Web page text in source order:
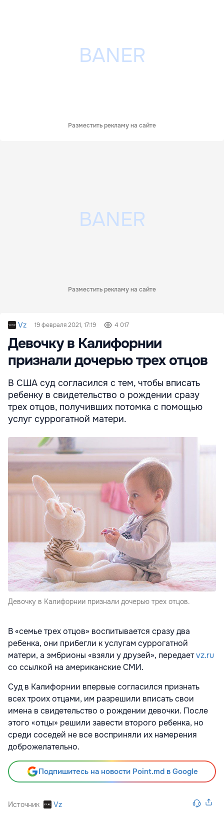
Разместить рекламу на сайте
Разместить рекламу на сайте
Vz 19 февраля 2021, 17:19 4 017
Девочку в Калифорнии
признали дочерью трех отцов
В США суд согласился с тем, чтобы вписать
ребенку в свидетельство о рождении сразу
трех отцов, получивших потомка с помощью
услуг суррогатной матери.
Девочку в Калифорнии признали дочерью трех отцов.
В «семье трех отцов» воспитывается сразу два
ребенка, они прибегли к услугам суррогатной
матери, а эмбрионы «взяли у друзей», передаетvz.ru
со ссылкой на американские СМИ.
Суд в Калифорнии впервые согласился признать
всех троих отцами, им разрешили вписать свои
имена в свидетельство о рождении девочки. После
этого «отцы» решили завести второго ребенка, но
среди соседей не все восприняли их намерения
доброжелательно.
Подпишитесь на новости Point.md в Google
Источник Vz